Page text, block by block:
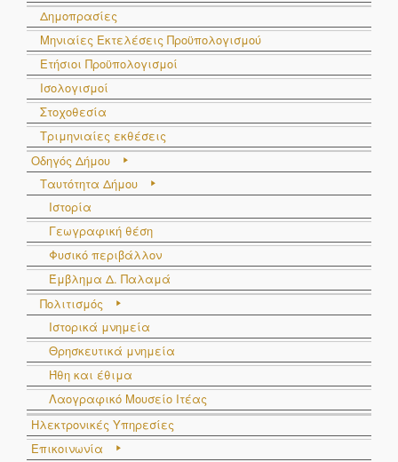
Δημοπρασίες
Μηνιαίες Εκτελέσεις Προϋπολογισμού
Ετήσιοι Προϋπολογισμοί
Ισολογισμοί
Στοχοθεσία
Τριμηνιαίες εκθέσεις
Οδηγός Δήμου
Ταυτότητα Δήμου
Ιστορία
Γεωγραφική θέση
Φυσικό περιβάλλον
Έμβλημα Δ. Παλαμά
Πολιτισμός
Ιστορικά μνημεία
Θρησκευτικά μνημεία
Ήθη και έθιμα
Λαογραφικό Μουσείο Ιτέας
Ηλεκτρονικές Υπηρεσίες
Επικοινωνία